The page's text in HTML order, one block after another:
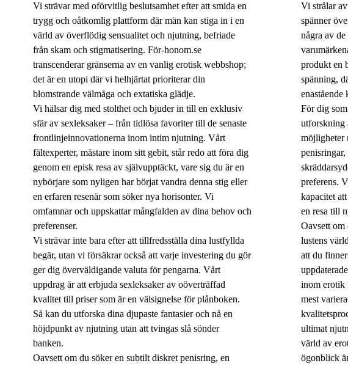
Vi strävar med oförvitlig beslutsamhet efter att smida en
trygg och oåtkomlig plattform där män kan stiga in i en
värld av överflödig sensualitet och njutning, befriade
från skam och stigmatisering. För-honom.se
transcenderar gränserna av en vanlig erotisk webbshop;
det är en utopi där vi helhjärtat prioriterar din
blomstrande välmåga och extatiska glädje.
Vi hälsar dig med stolthet och bjuder in till en exklusiv
sfär av sexleksaker – från tidlösa favoriter till de senaste
frontlinjeinnovationerna inom intim njutning. Vårt
fältexperter, mästare inom sitt gebit, står redo att föra dig
genom en episk resa av självupptäckt, vare sig du är en
nybörjare som nyligen har börjat vandra denna stig eller
en erfaren resenär som söker nya horisonter. Vi
omfamnar och uppskattar mångfalden av dina behov och
preferenser.
Vi strävar inte bara efter att tillfredsställa dina lustfyllda
begär, utan vi försäkrar också att varje investering du gör
ger dig överväldigande valuta för pengarna. Vårt
uppdrag är att erbjuda sexleksaker av oöverträffad
kvalitet till priser som är en välsignelse för plånboken.
Så kan du utforska dina djupaste fantasier och nå en
höjdpunkt av njutning utan att tvingas slå sönder
banken.
Oavsett om du söker en subtilt diskret penisring, en
Vi strålar
spänner
några av de
produkt en
spänning,
För dig
utforskning
möjligheter
preferens.
kapacitet
en resa till
Oavsett om
lustens
att du
inom erotik
mest
ultimat
värld av
ögonblick